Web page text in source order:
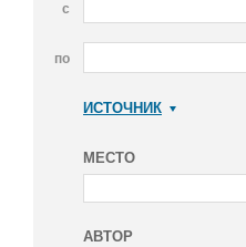
с
по
ИСТОЧНИК
МЕСТО
АВТОР